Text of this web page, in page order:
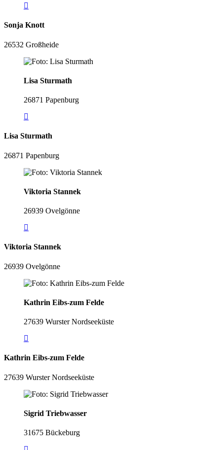
Sonja Knott
26532 Großheide
Lisa Sturmath
26871 Papenburg
Lisa Sturmath
26871 Papenburg
Viktoria Stannek
26939 Ovelgönne
Viktoria Stannek
26939 Ovelgönne
Kathrin Eibs-zum Felde
27639 Wurster Nordseeküste
Kathrin Eibs-zum Felde
27639 Wurster Nordseeküste
Sigrid Triebwasser
31675 Bückeburg